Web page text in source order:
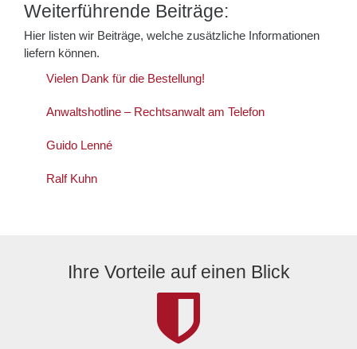
Weiterführende Beiträge:
Hier listen wir Beiträge, welche zusätzliche Informationen
liefern können.
Vielen Dank für die Bestellung!
Anwaltshotline – Rechtsanwalt am Telefon
Guido Lenné
Ralf Kuhn
Ihre Vorteile auf einen Blick